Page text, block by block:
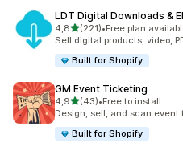
LDT Digital Downloads &
4,8av 5 stjerner
(221)
Totalt 221 omtaler
•Free plan
Sell digital products, video,
Built for Shopify
GM Event Ticketing
4,9av 5 stjerner
(43)
Totalt 43 omtaler
•Free to install
Design, sell, and scan event
Built for Shopify